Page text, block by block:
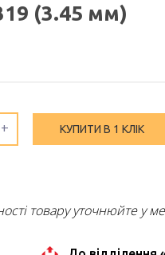
(3.45 мм)
+ КУПИТИ В 1 КЛІК
товару уточнюйте у